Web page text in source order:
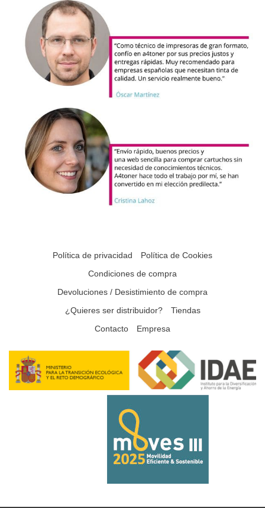
Política de privacidad
Política de Cookies
Condiciones de compra
Devoluciones / Desistimiento de compra
¿Quieres ser distribuidor?
Tiendas
Contacto
Empresa